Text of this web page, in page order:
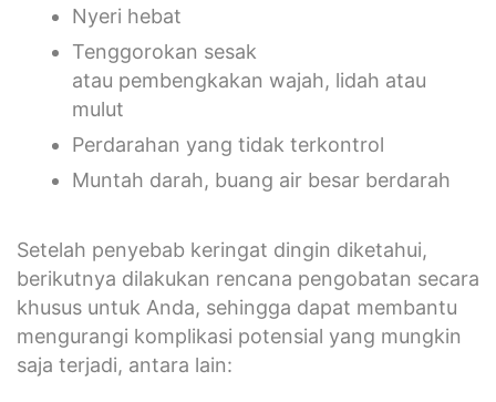
Nyeri hebat
Tenggorokan sesak
atau pembengkakan wajah, lidah atau
mulut
Perdarahan yang tidak terkontrol
Muntah darah, buang air besar berdarah
Setelah penyebab keringat dingin diketahui,
berikutnya dilakukan rencana pengobatan secara
khusus untuk Anda, sehingga dapat membantu
mengurangi komplikasi potensial yang mungkin
saja terjadi, antara lain: